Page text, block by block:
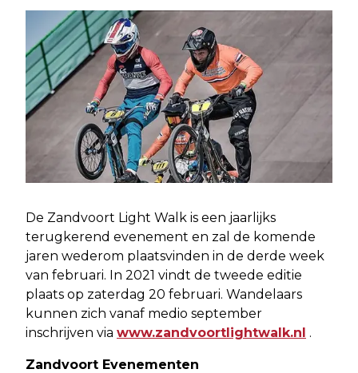
De Zandvoort Light Walk is een jaarlijks
terugkerend evenement en zal de komende
jaren wederom plaatsvinden in de derde week
van februari. In 2021 vindt de tweede editie
plaats op zaterdag 20 februari. Wandelaars
kunnen zich vanaf medio september
inschrijven via www.zandvoortlightwalk.nl .
Zandvoort Evenementen